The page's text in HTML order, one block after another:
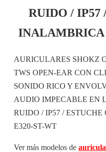
RUIDO / IP57
INALAMBRICA
AURICULARES SHOKZ
TWS OPEN-EAR CON
SONIDO RICO Y
AUDIO IMPECABLE EN
RUIDO / IP57 /
E320-ST-WT
Ver más modelos de